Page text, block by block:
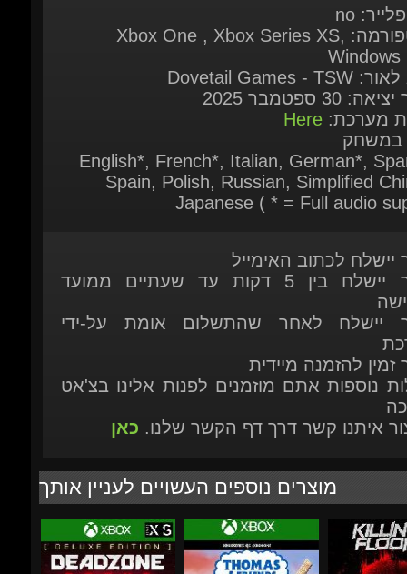
30 ספטמבר 2025
מערכת: Here
במשחק
English*, French*, Italian, German*,
Spain, Polish, Russian, Simplified
Japanese ( * = Full audio
יישלח לכתוב האימייל
המוצר יישלח בין 5 דקות עד שעתיים ממועד
זמין להזמנה מיידית
נוספות אתם מוזמנים לפנות אלינו בצ'אט
איתנו קשר דרך דף הקשר שלנו.כאן
מוצרים נוספים העשויים לעניין אותך